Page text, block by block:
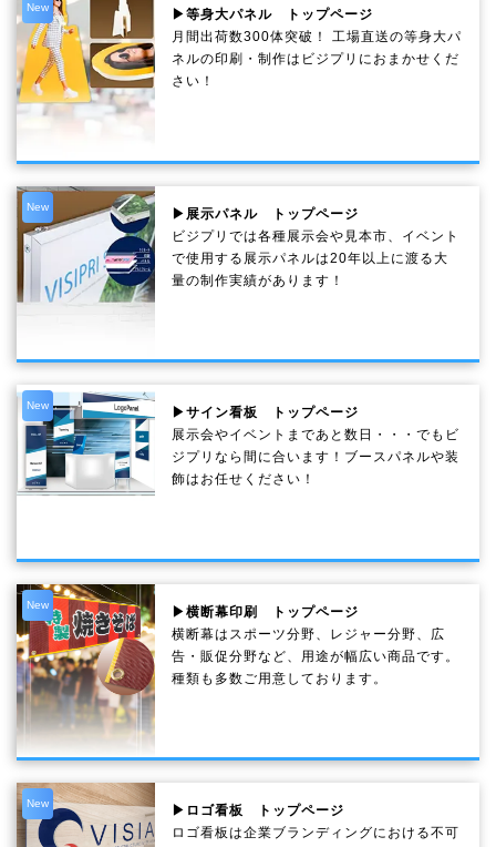
New
▶等身大パネル トップページ
月間出荷数300体突破！ 工場直送の等身大パ
ネルの印刷・制作は ビジプリ におまかせくだ
さい！
New
▶展示パネル トップページ
ビジプリでは各種展示会や見本市、イベント
で使用する展示パネルは20年以上に渡る大
量の制作実績があります！
New
▶サイン看板 トップページ
展示会やイベントまであと数日・・・でもビ
ジプリなら間に合います！ブースパネルや装
飾はお任せください！
New
▶横断幕印刷 トップページ
横断幕はスポーツ分野、レジャー分野、広
告・販促分野など、用途が幅広い商品です。
種類も多数ご用意しております。
New
▶ロゴ看板 トップページ
ロゴ看板は企業ブランディングにおける不可